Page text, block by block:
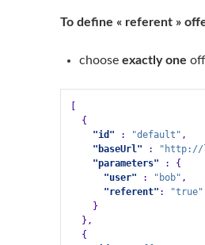
To define « referent »
choose exactly one
{
"id"
: "default" ,
"baseUrl"
: "http://
"parameters"
:
{
"user"
: "bob" ,
"referent" :
"true"
}
},
{